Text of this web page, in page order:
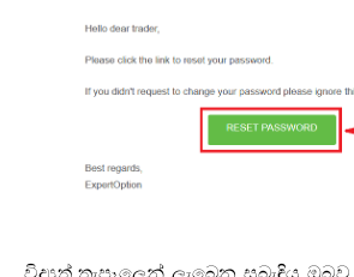
විද්‍යුත් තැපෑලෙන් ලැබෙන සබැඳිය ඔබව